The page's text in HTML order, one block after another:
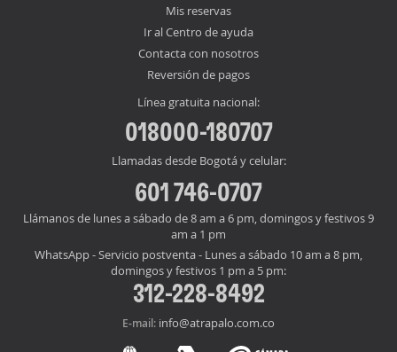
Mis reservas
Ir al Centro de ayuda
Contacta con nosotros
Reversión de pagos
Línea gratuita nacional:
018000-180707
Llamadas desde Bogotá y celular:
601 746-0707
Llámanos de lunes a sábado de 8 am a 6 pm, domingos y festivos 9
am a 1 pm
WhatsApp - Servicio postventa - Lunes a sábado 10 am a 8 pm,
domingos y festivos 1 pm a 5 pm:
312-228-8492
E-mail: info@atrapalo.com.co